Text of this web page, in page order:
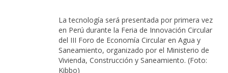
La tecnología será presentada por primera vez
en Perú durante la Feria de Innovación Circular
del III Foro de Economía Circular en Agua y
Saneamiento, organizado por el Ministerio de
Vivienda, Construcción y Saneamiento. (Foto:
Kibbo)